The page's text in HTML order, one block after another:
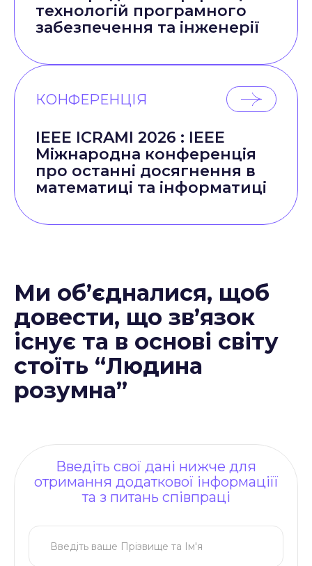
технологій програмного
забезпечення та інженерії
КОНФЕРЕНЦІЯ
IEEE ICRAMI 2026 : IEEE
Міжнародна конференція
про останні досягнення в
математиці та інформатиці
Ми об’єдналися, щоб
довести, що зв’язок
існує та в основі світу
стоїть “Людина
розумна”
Введіть свої дані нижче для
отримання додаткової інформаціїї
та з питань співпраці